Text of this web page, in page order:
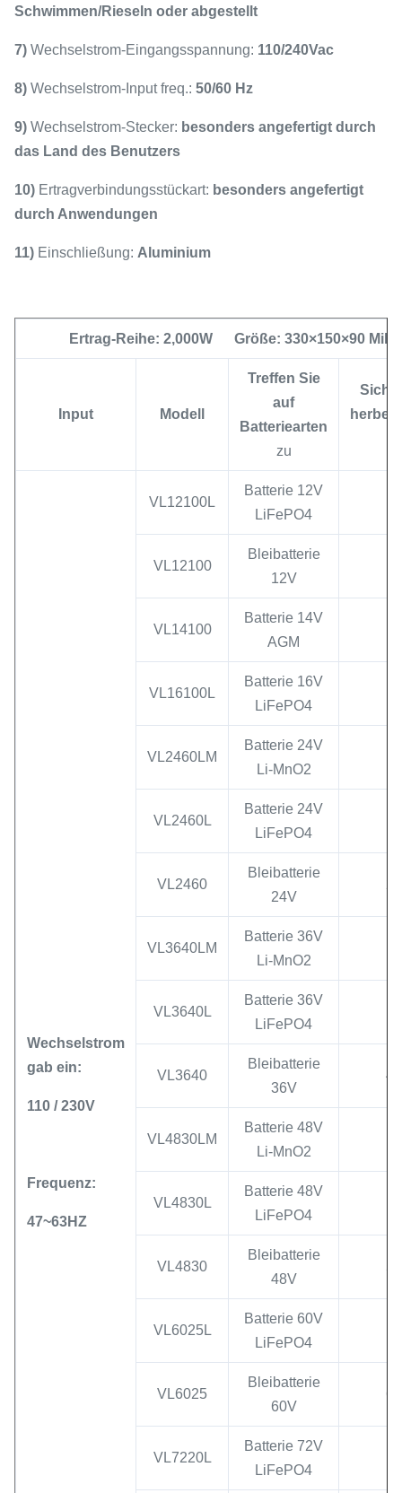
Schwimmen/Rieseln oder abgestellt
7) Wechselstrom-Eingangsspannung: 110/240Vac
8) Wechselstrom-Input freq.: 50/60 Hz
9) Wechselstrom-Stecker: besonders angefertigt durch
das Land des Benutzers
10) Ertragverbindungsstückart: besonders angefertigt
durch Anwendungen
11) Einschließung: Aluminium
Ertrag-Reihe: 2,000W Größe: 330×150×90
Input Modell
Treffen Sie
auf
Batteriearten
zu
Sich
Wechselstrom
gab ein:
110 / 230V
Frequenz:
47~63HZ
VL12100L
Batterie 12V
LiFePO4
VL12100
Bleibatterie
12V
VL14100
Batterie 14V
AGM
VL16100L
Batterie 16V
LiFePO4
VL2460LM
Batterie 24V
Li-MnO2
VL2460L
Batterie 24V
LiFePO4
VL2460
Bleibatterie
24V
VL3640LM
Batterie 36V
Li-MnO2
VL3640L
Batterie 36V
LiFePO4
VL3640
Bleibatterie
36V
VL4830LM
Batterie 48V
Li-MnO2
VL4830L
Batterie 48V
LiFePO4
VL4830
Bleibatterie
48V
VL6025L
Batterie 60V
LiFePO4
VL6025
Bleibatterie
60V
VL7220L
Batterie 72V
LiFePO4